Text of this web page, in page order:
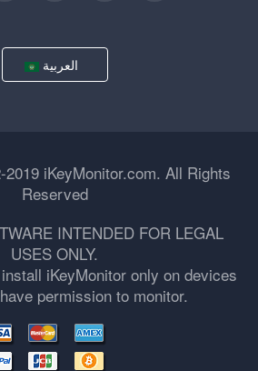
iKeyMonitor.com. All Rights
Reserved
INTENDED FOR LEGAL
USES ONLY.
iKeyMonitor only on devices
permission to monitor.